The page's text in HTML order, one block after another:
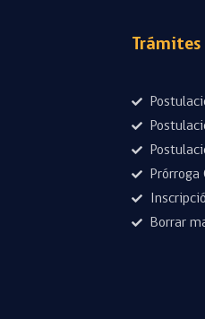
Trámites
Prórroga
Borrar